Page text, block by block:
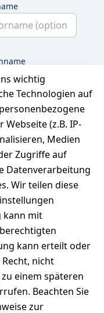
wichtig
Technologien auf
(z.B. IP-
Medien
Zugriffe auf
Datenverarbeitung
Wir teilen diese
kann mit
kann erteilt oder
nicht
einem späteren
Beachten Sie
zur
bestätige hiermit,
dass ich die
gelesen habe. Ich
kann meine
jederzeit
widerrufen.**
Newsletter
abonnieren